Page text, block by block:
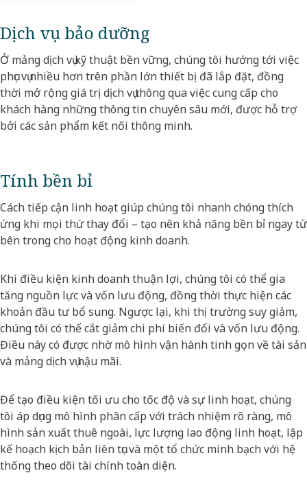
Dịch vụ bảo dưỡng
Ở mảng dịch vụ kỹ thuật bền vững, chúng tôi hướng tới việc
phục vụ nhiều hơn trên phần lớn thiết bị đã lắp đặt, đồng
thời mở rộng giá trị dịch vụ thông qua việc cung cấp cho
khách hàng những thông tin chuyên sâu mới, được hỗ trợ
bởi các sản phẩm kết nối thông minh.
Tính bền bỉ
Cách tiếp cận linh hoạt giúp chúng tôi nhanh chóng thích
ứng khi mọi thứ thay đổi – tạo nên khả năng bền bỉ ngay từ
bên trong cho hoạt động kinh doanh.
Khi điều kiện kinh doanh thuận lợi, chúng tôi có thể gia
tăng nguồn lực và vốn lưu động, đồng thời thực hiện các
khoản đầu tư bổ sung. Ngược lại, khi thị trường suy giảm,
chúng tôi có thể cắt giảm chi phí biến đổi và vốn lưu động.
Điều này có được nhờ mô hình vận hành tinh gọn về tài sản
và mảng dịch vụ hậu mãi.
Để tạo điều kiện tối ưu cho tốc độ và sự linh hoạt, chúng
tôi áp dụng mô hình phân cấp với trách nhiệm rõ ràng, mô
hình sản xuất thuê ngoài, lực lượng lao động linh hoạt, lập
kế hoạch kịch bản liên tục và một tổ chức minh bạch với hệ
thống theo dõi tài chính toàn diện.